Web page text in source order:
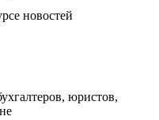
новостей
юристов,